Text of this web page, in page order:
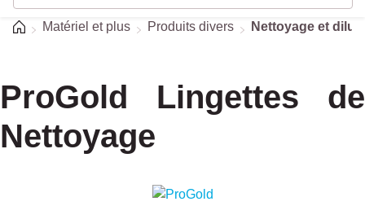
Accueil
Matériel et plus Produits divers Nettoyage et
ProGold Lingettes de
Nettoyage